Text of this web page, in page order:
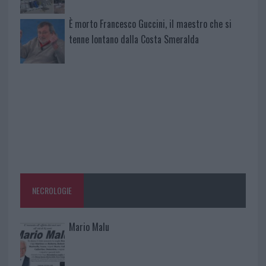
È morto Francesco Guccini, il maestro che si
tenne lontano dalla Costa Smeralda
NECROLOGIE
Mario Malu